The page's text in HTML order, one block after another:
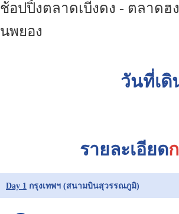
ช้อปปิ้งตลาดเบีงดง - ตลาด
นพยอง
วันที่เดิ
รายละเอียด
Day 1 กรุงเทพฯ (สนามบินสุวรรณภูมิ)